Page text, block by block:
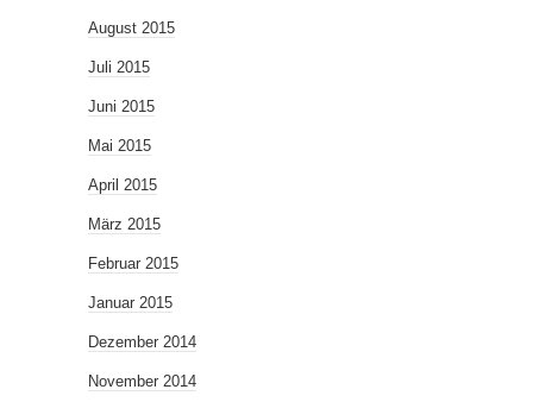
August 2015
Juli 2015
Juni 2015
Mai 2015
April 2015
März 2015
Februar 2015
Januar 2015
Dezember 2014
November 2014